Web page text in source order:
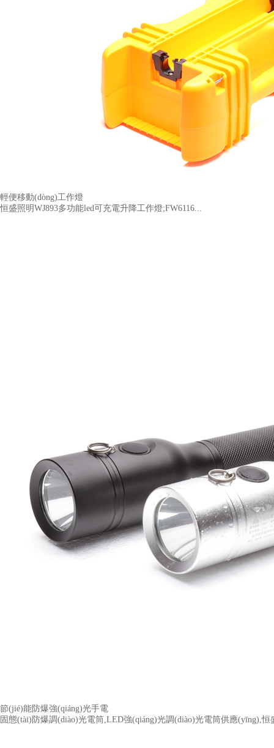
輕便移動(dòng)工作燈
恒盛照明WJ893多功能led可充電升降工作燈;FW6116...
節(jié)能防爆強(qiáng)光手電
固態(tài)防爆調(diào)光電筒,LED強(qiáng)光調(diào)光電筒供應(yīng),恒